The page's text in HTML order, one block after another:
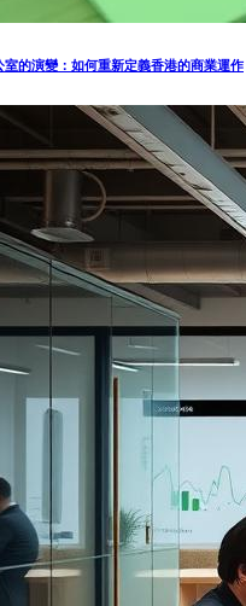
室的演變：如何重新定義香港的商業運作